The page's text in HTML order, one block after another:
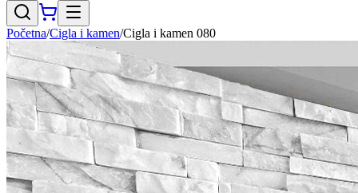
Početna/Cigla i kamen/Cigla i kamen 080